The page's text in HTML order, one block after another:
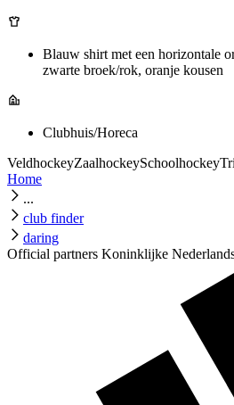
Blauw shirt met een horizontale
zwarte broek/rok, oranje kousen
Clubhuis/Horeca
VeldhockeyZaalhockeySchoolhockey
Home
...
club finder
daring
Official partners Koninklijke